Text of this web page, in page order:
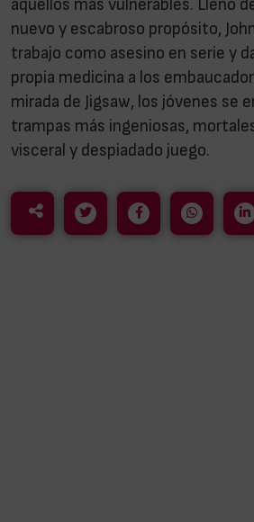
aquellos más vulnerables. Lleno
nuevo y escabroso propósito,
trabajo como asesino en serie y
propia medicina a los
mirada de Jigsaw, los jóvenes se
trampas más ingeniosas,
visceral y despiadado juego.